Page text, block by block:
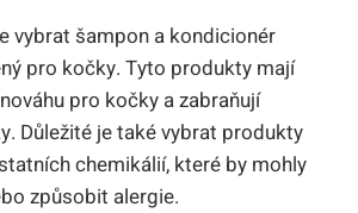
vybrat šampon a kondicionér
pro kočky. Tyto produkty mají
pro kočky a zabraňují
Důležité je také vybrat produkty
chemikálií, které by mohly
způsobit alergie.